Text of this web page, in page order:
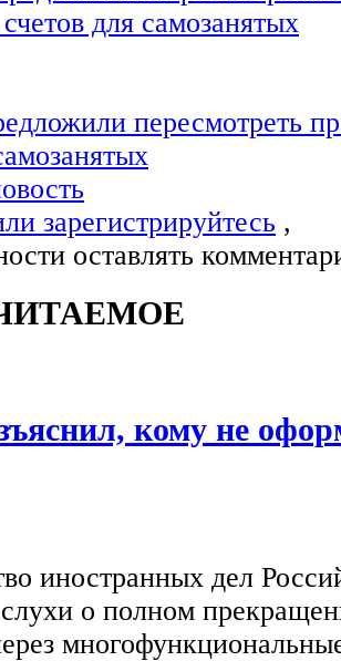
пересмотреть
зарегистрируйтесь ,
оставлять
кому не
иностранных дел
о полном